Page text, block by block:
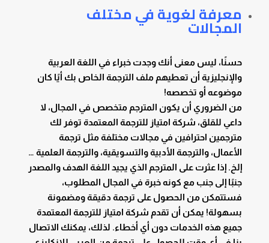
معرفة لغوية في مختلف
المجالات
حسنًا، ليس معنى أنك وجدت خبراء في اللغة العربية
والإنجليزية أن تعطيهم ملف الترجمة الخاص بك أيًا كان
موضوعه أو تخصصه!
من الضروري أن يكون المترجم متخصص في المجال، لا
داعي للقلق، شركة امتياز للترجمة المعتمدة توفر لك
مترجمين احترافين في مجالات مختلفة مثل ترجمة
الأعمال، والترجمة الأدبية والتسويقية، والترجمة العلمية …
إلخ. إذا عثرت على المترجم الذي يجيد اللغة الهدف والمصدر
جنبًا إلى جنب مع كونه خبرة في المجال المطلوب،
فستتمكن من الحصول على ترجمة دقيقة ومضمونة
بسهولة! يمكن أن تقدم شركة امتياز للترجمة المعتمدة
جميع هذه الخدمات دون أي أخطاء. لذلك، يمكنك الاتصال